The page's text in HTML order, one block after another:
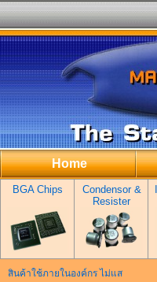
Home
BGA Chips
Condensor &
Resister
สินค้าใช้ภายในองค์กร ไม่แส